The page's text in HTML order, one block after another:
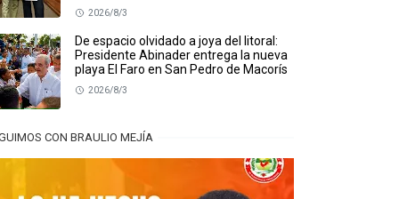
2026/8/3
De espacio olvidado a joya del litoral:
Presidente Abinader entrega la nueva
playa El Faro en San Pedro de Macorís
2026/8/3
CON BRAULIO MEJÍA